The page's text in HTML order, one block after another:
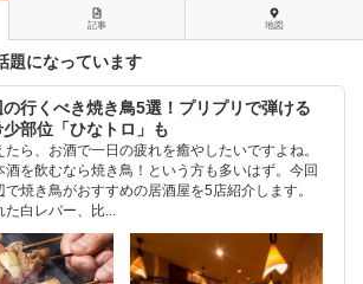
記事 地図
題になっています
行くべき焼き鳥5選！プリプリで弾ける
少部位「ひなトロ」も
たら、お酒で一日の疲れを癒やしたいですよね。
酒を飲むなら焼き鳥！という方も多いはず。今回
焼き鳥がおすすめの居酒屋を5店紹介します。
白レバー、比...